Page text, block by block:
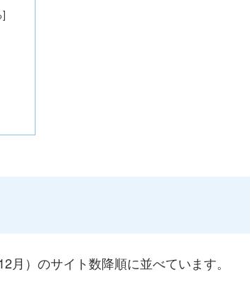
）のサイト数降順に並べています。